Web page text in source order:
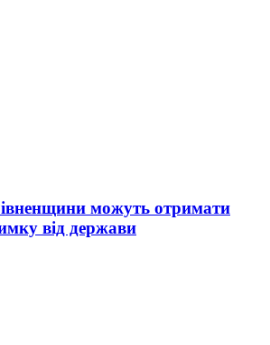
можуть отримати
від держави